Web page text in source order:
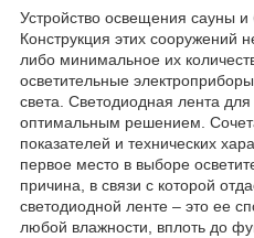
Устройство освещения сауны
Конструкция этих сооружений
либо минимальное их
осветительные
света. Светодиодная лента
оптимальным решением.
показателей и технических
первое место в выборе
причина, в связи с которой
светодиодной ленте – это ее
любой влажности, вплоть до